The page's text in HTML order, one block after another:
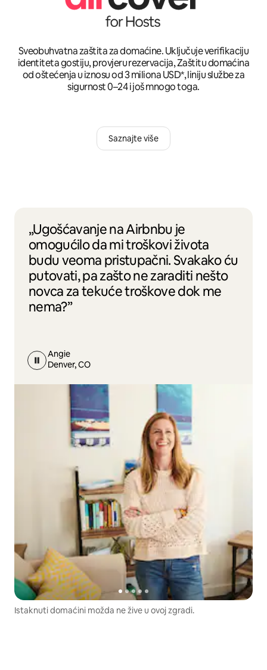
Sveobuhvatna zaštita za domaćine. Uključuje verifikaciju
identiteta gostiju, provjeru rezervacija, Zaštitu domaćina
od oštećenja u iznosu od 3 miliona USD*, liniju službe za
sigurnost 0–24 i još mnogo toga.
Saznajte više
„Ugošćavanje na Airbnbu je
omogućilo da mi troškovi života
budu veoma pristupačni. Svakako ću
putovati, pa zašto ne zaraditi nešto
novca za tekuće troškove dok me
nema?”
Angie
Denver, CO
Istaknuti domaćini možda ne žive u ovoj zgradi.